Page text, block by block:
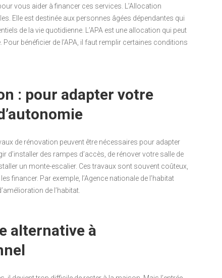
vous aider à financer ces services. L’Allocation
Elle est destinée aux personnes âgées dépendantes qui
de la vie quotidienne. L’APA est une allocation qui peut
bénéficier de l’APA, il faut remplir certaines conditions
: pour adapter votre
de rénovation peuvent être nécessaires pour adapter
d’installer des rampes d’accès, de rénover votre salle de
un monte-escalier. Ces travaux sont souvent coûteux,
financer. Par exemple, l’Agence nationale de l’habitat
de l’habitat.
alternative à